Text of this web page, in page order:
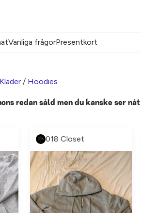
Vanliga frågorPresentkort
Kläder / Hoodies
redan såld men du kanske ser
018 Closet